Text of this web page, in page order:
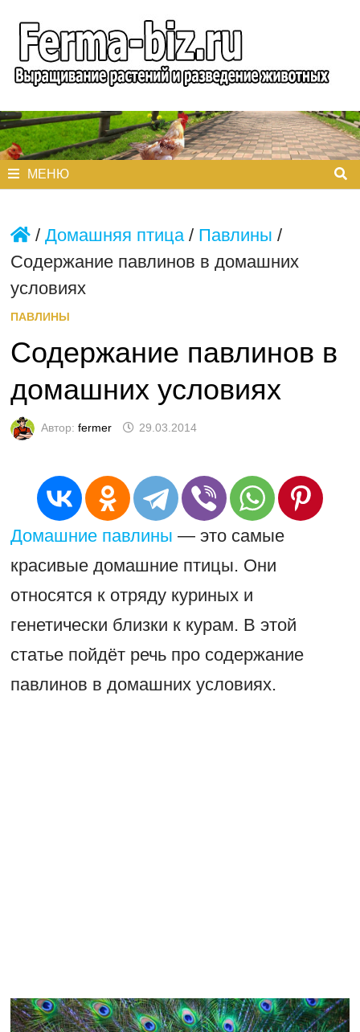
содержимому
МЕНЮ
/ Домашняя птица/ Павлины /
Содержание павлинов в домашних
условиях
ПАВЛИНЫ
Содержание павлинов в
домашних условиях
Автор: fermer 29.03.2014
Домашние павлины — это самые
красивые домашние птицы. Они
относятся к отряду куриных и
генетически близки к курам. В этой
статье пойдёт речь про содержание
павлинов в домашних условиях.